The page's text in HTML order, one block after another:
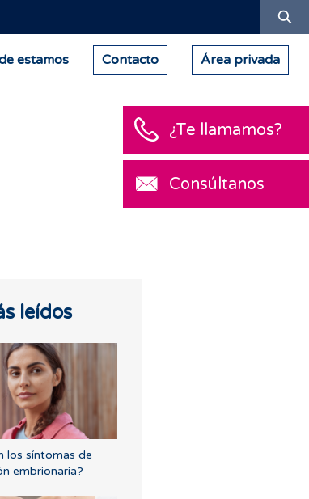
estamos Contacto Área privada
leídos
los síntomas de
embrionaria?
¿Te llamamos?
Consúltanos